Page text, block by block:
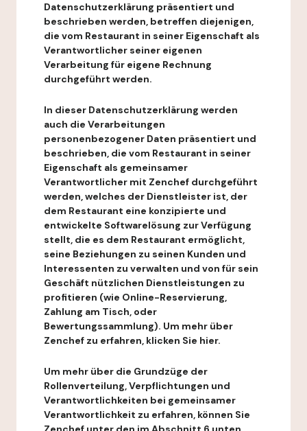
Datenschutzerklärung präsentiert und
beschrieben werden, betreffen diejenigen,
die vom Restaurant in seiner Eigenschaft als
Verantwortlicher seiner eigenen
Verarbeitung für eigene Rechnung
durchgeführt werden.
In dieser Datenschutzerklärung werden
auch die Verarbeitungen
personenbezogener Daten präsentiert und
beschrieben, die vom Restaurant in seiner
Eigenschaft als gemeinsamer
Verantwortlicher mit Zenchef durchgeführt
werden, welches der Dienstleister ist, der
dem Restaurant eine konzipierte und
entwickelte Softwarelösung zur Verfügung
stellt, die es dem Restaurant ermöglicht,
seine Beziehungen zu seinen Kunden und
Interessenten zu verwalten und von für sein
Geschäft nützlichen Dienstleistungen zu
profitieren (wie Online-Reservierung,
Zahlung am Tisch, oder
Bewertungssammlung). Um mehr über
Zenchef zu erfahren, klicken Sie hier.
Um mehr über die Grundzüge der
Rollenverteilung, Verpflichtungen und
Verantwortlichkeiten bei gemeinsamer
Verantwortlichkeit zu erfahren, können Sie